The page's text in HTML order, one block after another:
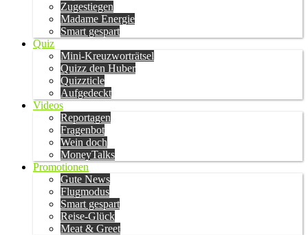
Zugestiegen
Madame Energie
Smart gespart
Quiz
Mini-Kreuzworträtsel
Quizz den Huber
Quizzticle
Aufgedeckt
Videos
Reportagen
Fragenbot
Wein doch
MoneyTalks
Promotionen
Gute News
Flugmodus
Smart gespart
Reise-Glück
Meat & Greet